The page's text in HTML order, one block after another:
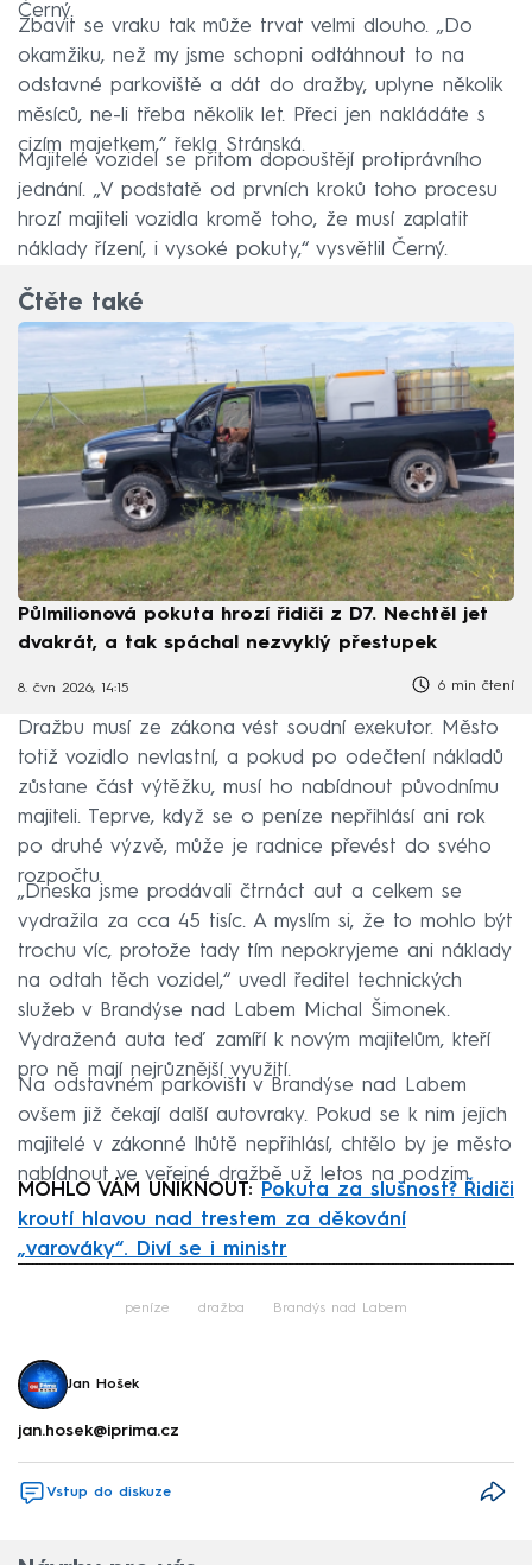
Černý.
Zbavit se vraku tak může trvat velmi dlouho. „Do
okamžiku, než my jsme schopni odtáhnout to na
odstavné parkoviště a dát do dražby, uplyne několik
měsíců, ne-li třeba několik let. Přeci jen nakládáte s
cizím majetkem,“ řekla Stránská.
Majitelé vozidel se přitom dopouštějí protiprávního
jednání. „V podstatě od prvních kroků toho procesu
hrozí majiteli vozidla kromě toho, že musí zaplatit
náklady řízení, i vysoké pokuty,“ vysvětlil Černý.
Čtěte také
Půlmilionová pokuta hrozí řidiči z D7. Nechtěl jet
dvakrát, a tak spáchal nezvyklý přestupek
8. čvn 2026, 14:15 6 min čtení
Dražbu musí ze zákona vést soudní exekutor. Město
totiž vozidlo nevlastní, a pokud po odečtení nákladů
zůstane část výtěžku, musí ho nabídnout původnímu
majiteli. Teprve, když se o peníze nepřihlásí ani rok
po druhé výzvě, může je radnice převést do svého
rozpočtu.
„Dneska jsme prodávali čtrnáct aut a celkem se
vydražila za cca 45 tisíc. A myslím si, že to mohlo být
trochu víc, protože tady tím nepokryjeme ani náklady
na odtah těch vozidel,“ uvedl ředitel technických
služeb v Brandýse nad Labem Michal Šimonek.
Vydražená auta teď zamíří k novým majitelům, kteří
pro ně mají nejrůznější využití.
Na odstavném parkovišti v Brandýse nad Labem
ovšem již čekají další autovraky. Pokud se k nim jejich
majitelé v zákonné lhůtě nepřihlásí, chtělo by je město
nabídnout ve veřejné dražbě už letos na podzim.
MOHLO VÁM UNIKNOUT: Pokuta za slušnost? Řidiči
kroutí hlavou nad trestem za děkování
„varováky“. Diví se i ministr
peníze dražba Brandýs nad Labem
Jan Hošek
jan.hosek@iprima.cz
Vstup do diskuze